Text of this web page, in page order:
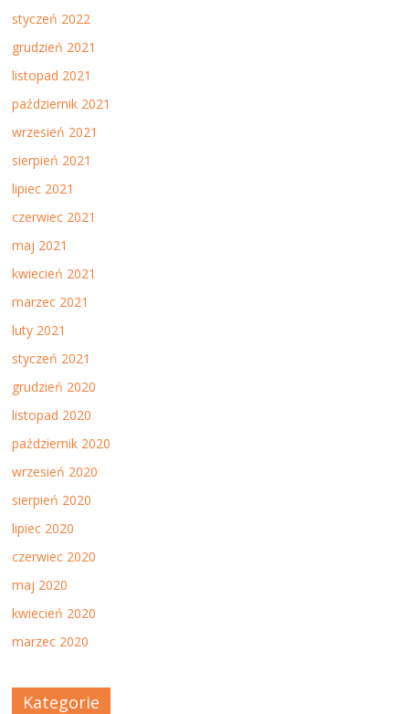
styczeń 2022
grudzień 2021
listopad 2021
październik 2021
wrzesień 2021
sierpień 2021
lipiec 2021
czerwiec 2021
maj 2021
kwiecień 2021
marzec 2021
luty 2021
styczeń 2021
grudzień 2020
listopad 2020
październik 2020
wrzesień 2020
sierpień 2020
lipiec 2020
czerwiec 2020
maj 2020
kwiecień 2020
marzec 2020
Kategorie